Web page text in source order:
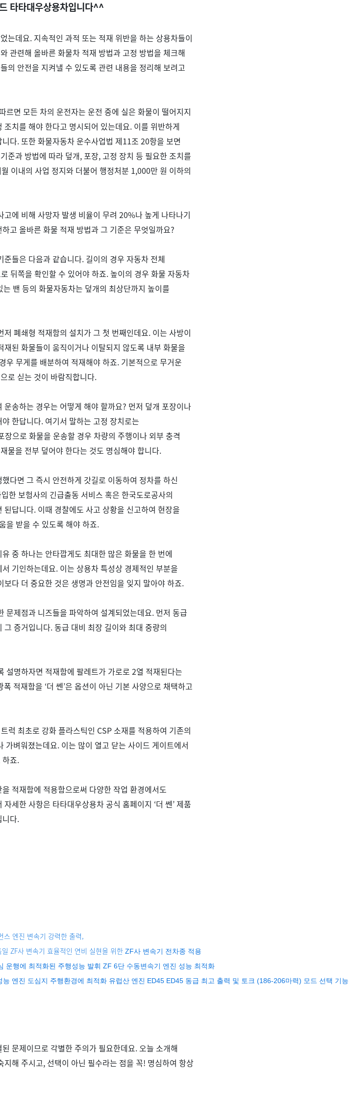
타타대우상용차입니다^^
는데요. 지속적인 과적 또는 적재 위반을 하는 상용차들이
관련해 올바른 화물차 적재 방법과 고정 방법을 체크해
의 안전을 지켜낼 수 있도록 관련 내용을 정리해 보려고
르면 모든 차의 운전자는 운전 중에 실은 화물이 떨어지지
치를 해야 한다고 명시되어 있는데요. 이를 위반하게
니다.또한 화물자동차 운수사업법 제11조 20항을 보면
준과 방법에 따라 덮개,포장,고정 장치 등 필요한 조치를
이내의 사업 정지와 더불어 행정처분 1,000만 원 이하의
에 비해 사망자 발생 비율이 무려 20%나 높게 나타나기
고 올바른 화물 적재 방법과 그 기준은 무엇일까요?
준들은 다음과 같습니다. 길이의 경우 자동차 전체
뒤쪽을 확인할 수 있어야 하죠.높이의 경우 화물 자동차
는 밴 등의 화물자동차는 덮개의 최상단까지 높이를
저 폐쇄형 적재함의 설치가 그 첫 번째인데요. 이는 사방이
재된 화물들이 움직이거나 이탈되지 않도록 내부 화물을
우 무게를 배분하여 적재해야 하죠. 기본적으로 무거운
로 싣는 것이 바람직합니다.
송하는 경우는 어떻게 해야 할까요? 먼저 덮개 포장이나
한답니다. 여기서 말하는 고정 장치로는
장으로 화물을 운송할 경우 차량의 주행이나 외부 충격
물을 전부 덮어야 한다는 것도 명심해야 합니다.
다면 그 즉시 안전하게 갓길로 이동하여 정차를 하신
한 보험사의 긴급출동 서비스 혹은 한국도로공사의
된답니다. 이때 경찰에도 사고 상황을 신고하여 현장을
을 받을 수 있도록 해야 하죠.
중 하나는 안타깝게도 최대한 많은 화물을 한 번에
기인하는데요. 이는 상용차 특성상 경제적인 부분을
보다 더 중요한 것은 생명과 안전임을 잊지 말아야 하죠.
문제점과 니즈들을 파악하여 설계되었는데요. 먼저 동급
그 증거입니다.동급 대비 최장 길이와 최대 중량의
설명하자면 적재함에 팔레트가 가로로 2열 적재된다는
폭 적재함을 ‘더 쎈’은 옵션이 아닌 기본 사양으로 채택하고
럭 최초로 강화 플라스틱인 CSP소재를 적용하여 기존의
가벼워졌는데요. 이는 많이 열고 닫는 사이드 게이트에서
죠.
적재함에 적용함으로써 다양한 작업 환경에서도
자세한 사항은 타타대우상용차 공식 홈페이지 ‘더 쎈’제품
니다.
스 엔진 변속기 강력한 출력,
ZF사 변속기 효율적인 연비 실현을 위한 ZF사 변속기 전차종 적용
운행에 최적화된 주행성능 발휘 ZF 6단 수동변속기 엔진 성능 최적화
엔진 도심지 주행환경에 최적화 유럽산 엔진 ED45 ED45 동급 최고 출력 및 토크 (186-206마력) 모드 선택 기능
문제이므로 각별한 주의가 필요한데요. 오늘 소개해
지해 주시고, 선택이 아닌 필수라는 점을 꼭! 명심하여 항상